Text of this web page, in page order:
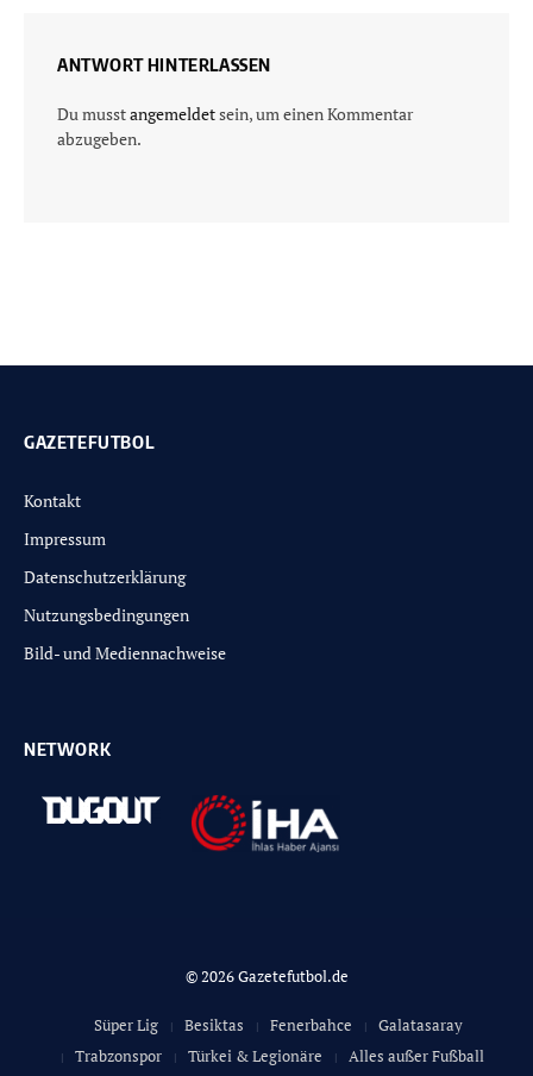
ANTWORT HINTERLASSEN
Du musstangemeldetsein, um einen Kommentar
abzugeben.
GAZETEFUTBOL
Kontakt
Impressum
Datenschutzerklärung
Nutzungsbedingungen
Bild- und Mediennachweise
NETWORK
© 2026 Gazetefutbol.de
Süper Lig Besiktas Fenerbahce
Galatasaray
Trabzonspor
Türkei & Legionäre
Alles außer Fußball